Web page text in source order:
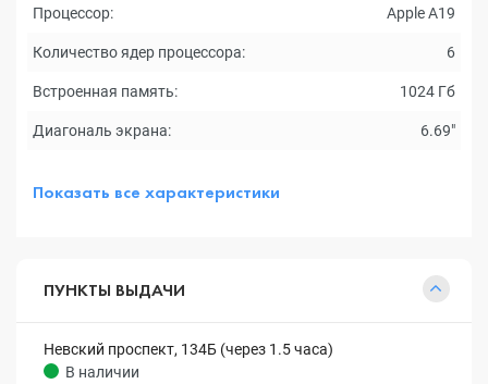
Процессор: Apple A19
Количество ядер процессора: 6
Встроенная память: 1024 Гб
Диагональ экрана: 6.69"
Показать все характеристики
ПУНКТЫ ВЫДАЧИ
Невский проспект, 134Б (через 1.5 часа)
В наличии